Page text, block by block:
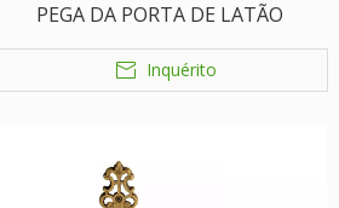
PEGA DA PORTA DE LATÃO
Inquérito